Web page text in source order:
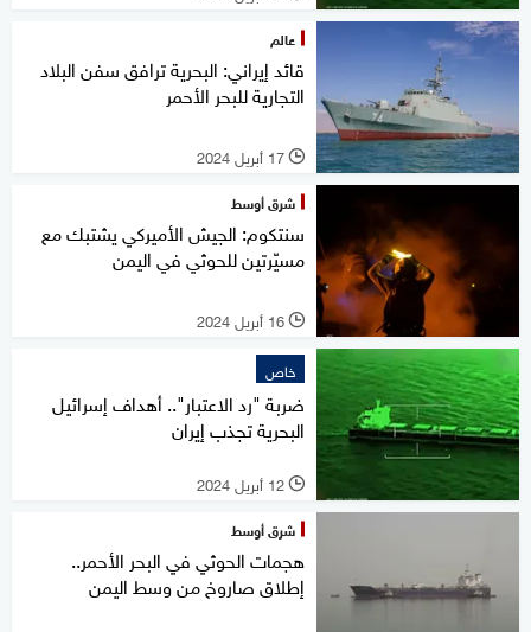
عالم
قائد إيراني: البحرية ترافق سفن البلاد
التجارية للبحر الأحمر
l 17 أبريل 2024
شرق أوسط
سنتكوم: الجيش الأميركي يشتبك مع
مسيّرتين للحوثي في اليمن
l 16 أبريل 2024
خاص
ضربة "رد الاعتبار".. أهداف إسرائيل
البحرية تجذب إيران
l 12 أبريل 2024
شرق أوسط
هجمات الحوثي في البحر الأحمر..
إطلاق صاروخ من وسط اليمن